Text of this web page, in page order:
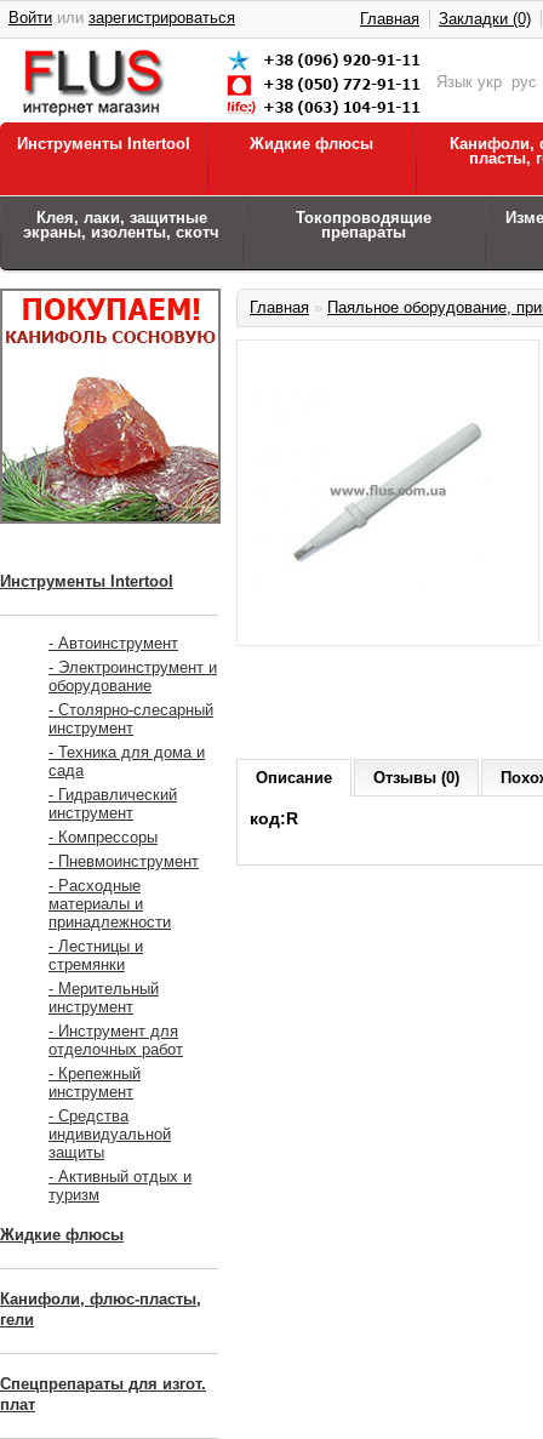
Язык укр рус
Войти или зарегистрироваться Главная Закладки (0)
Инструменты Intertool Жидкие флюсы
Канифоли,
пласты,
Клея, лаки, защитные
экраны, изоленты, скотч
Токопроводящие
препараты
Инструменты Intertool
- Автоинструмент
- Электроинструмент и
оборудование
- Столярно-слесарный
инструмент
- Техника для дома и
сада
- Гидравлический
инструмент
- Компрессоры
- Пневмоинструмент
- Расходные
материалы и
принадлежности
- Лестницы и
стремянки
- Мерительный
инструмент
- Инструмент для
отделочных работ
- Крепежный
инструмент
- Средства
индивидуальной
защиты
- Активный отдых и
туризм
Жидкие флюсы
Канифоли, флюс-пласты,
гели
Спецпрепараты для изгот.
плат
Главная » Паяльное оборудование,
Описание Отзывы (0)
код:R